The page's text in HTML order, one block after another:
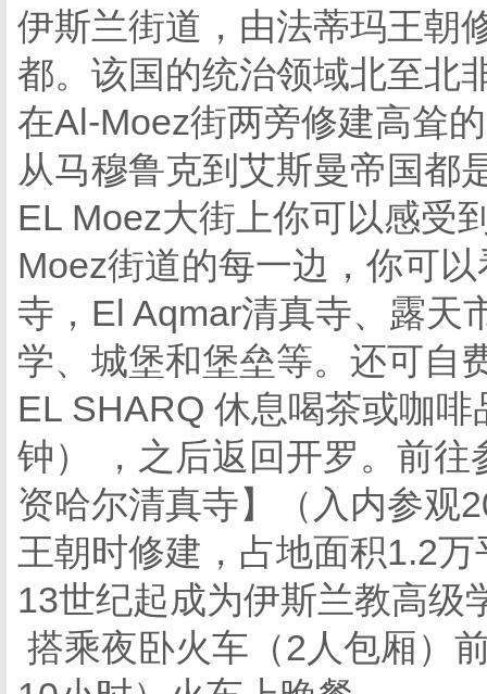
伊斯兰街道，由法蒂玛王朝
都。该国的统治领域北至北
在Al-Moez街两旁修建高耸
从马穆鲁克到艾斯曼帝国都
EL Moez大街上你可以感受
Moez街道的每一边，你可
寺，El Aqmar清真寺、露天
学、城堡和堡垒等。还可自
EL SHARQ 休息喝茶或咖
钟） ，之后返回开罗。前
资哈尔清真寺】（入内参观
王朝时修建，占地面积1.2
13世纪起成为伊斯兰教高级
搭乘夜卧火车（2人包厢）